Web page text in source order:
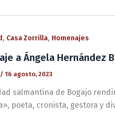
, Casa Zorrilla, Homenajes
a Ángela Hernández
/ 16 agosto, 2023
salmantina de Bogajo
poeta, cronista, gestora y